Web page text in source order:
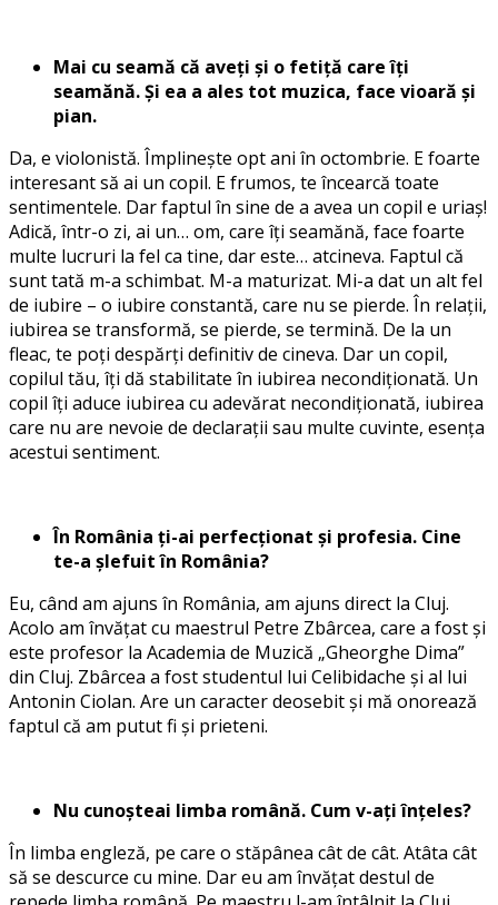
Mai cu seamă că aveți și o fetiță care îți
seamănă. Și ea a ales tot muzica, face vioară și
pian.
Da, e violonistă. Împlinește opt ani în octombrie. E foarte
interesant să ai un copil. E frumos, te încearcă toate
sentimentele. Dar faptul în sine de a avea un copil e uriaș!
Adică, într-o zi, ai un… om, care îți seamănă, face foarte
multe lucruri la fel ca tine, dar este… atcineva. Faptul că
sunt tată m-a schimbat. M-a maturizat. Mi-a dat un alt fel
de iubire – o iubire constantă, care nu se pierde. În relații,
iubirea se transformă, se pierde, se termină. De la un
fleac, te poți despărți definitiv de cineva. Dar un copil,
copilul tău, îți dă stabilitate în iubirea necondiționată. Un
copil îți aduce iubirea cu adevărat necondiționată, iubirea
care nu are nevoie de declarații sau multe cuvinte, esența
acestui sentiment.
În România ți-ai perfecționat și profesia. Cine
te-a șlefuit în România?
Eu, când am ajuns în România, am ajuns direct la Cluj.
Acolo am învățat cu maestrul Petre Zbârcea, care a fost și
este profesor la Academia de Muzică „Gheorghe Dima”
din Cluj. Zbârcea a fost studentul lui Celibidache și al lui
Antonin Ciolan. Are un caracter deosebit și mă onorează
faptul că am putut fi și prieteni.
Nu cunoșteai limba română. Cum v-ați înțeles?
În limba engleză, pe care o stăpânea cât de cât. Atâta cât
să se descurce cu mine. Dar eu am învățat destul de